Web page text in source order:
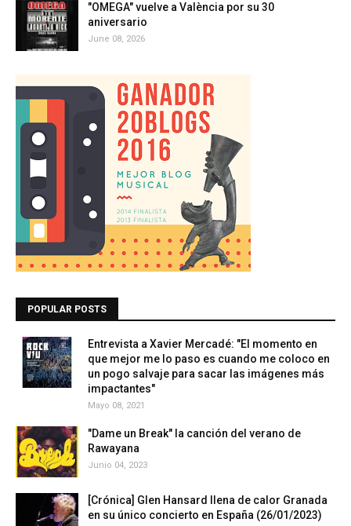
"OMEGA" vuelve a València por su 30
aniversario
June 08, 2026
POPULAR POSTS
Entrevista a Xavier Mercadé: "El momento en
que mejor me lo paso es cuando me coloco en
un pogo salvaje para sacar las imágenes más
impactantes"
Mayo 08, 2021
"Dame un Break" la canción del verano de
Rawayana
Junio 04, 2023
[Crónica] Glen Hansard llena de calor Granada
en su único concierto en España (26/01/2023)